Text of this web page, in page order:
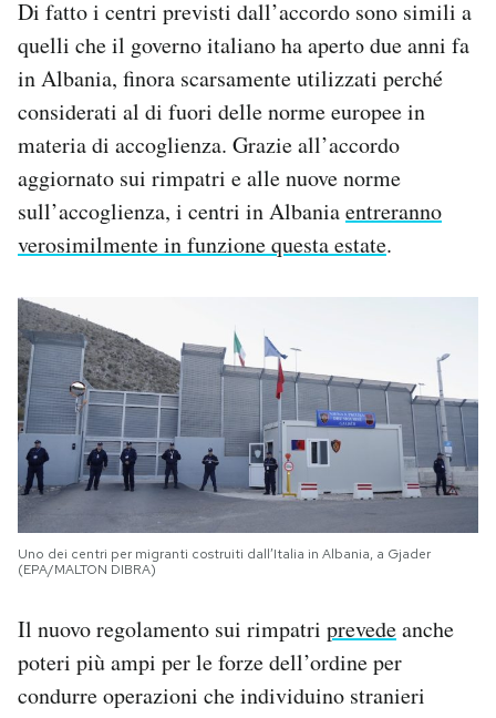
Di fatto i centri previsti dall’accordo sono simili a
quelli che il governo italiano ha aperto due anni fa
in Albania, finora scarsamente utilizzati perché
considerati al di fuori delle norme europee in
materia di accoglienza. Grazie all’accordo
aggiornato sui rimpatri e alle nuove norme
sull’accoglienza, i centri in Albaniaentreranno
verosimilmente in funzione questa estate.
Uno dei centri per migranti costruiti dall’Italia in Albania, a Gjader
(EPA/MALTON DIBRA)
Il nuovo regolamento sui rimpatri prevedeanche
poteri più ampi per le forze dell’ordine per
condurre operazioni che individuino stranieri